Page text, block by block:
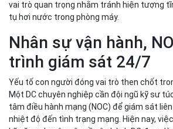
tụ hơi nước trong phòng máy.
Nhân sự vận hành,
trình giám sát 24/7
Yếu tố con người đóng vai trò then chốt
Một DC chuyên nghiệp cần đội ngũ kỹ sư
tâm điều hành mạng (NOC) để giám sát
nhiệt độ đến tình trạng mạng. Hiện nay,
kỹ năng chuyên sâu về vận hành DC đang